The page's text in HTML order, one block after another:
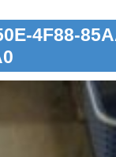
4F88-